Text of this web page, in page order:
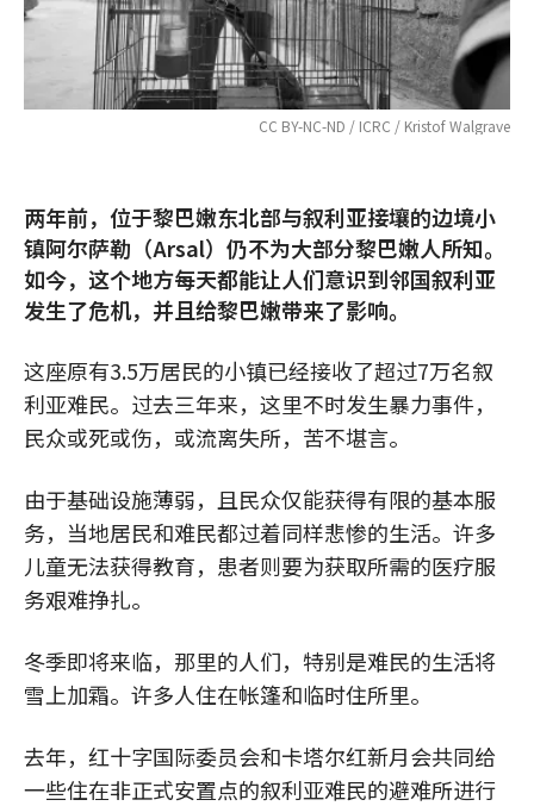
CC BY-NC-ND / ICRC / Kristof Walgrave
两年前，位于黎巴嫩东北部与叙利亚接壤的边境小
镇阿尔萨勒（Arsal）仍不为大部分黎巴嫩人所知。
如今，这个地方每天都能让人们意识到邻国叙利亚
发生了危机，并且给黎巴嫩带来了影响。
这座原有3.5万居民的小镇已经接收了超过7万名叙
利亚难民。过去三年来，这里不时发生暴力事件，
民众或死或伤，或流离失所，苦不堪言。
由于基础设施薄弱，且民众仅能获得有限的基本服
务，当地居民和难民都过着同样悲惨的生活。许多
儿童无法获得教育，患者则要为获取所需的医疗服
务艰难挣扎。
冬季即将来临，那里的人们，特别是难民的生活将
雪上加霜。许多人住在帐篷和临时住所里。
去年，红十字国际委员会和卡塔尔红新月会共同给
一些住在非正式安置点的叙利亚难民的避难所进行